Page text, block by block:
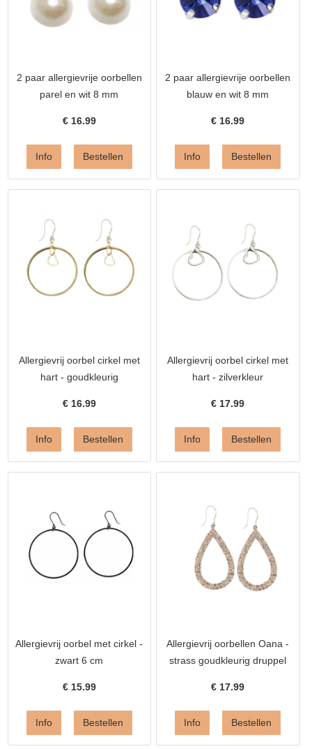
2 paar allergievrije oorbellen
parel en wit 8 mm
€ 16.99
2 paar allergievrije oorbellen
blauw en wit 8 mm
€ 16.99
Allergievrij oorbel cirkel met
hart - goudkleurig
€ 16.99
Allergievrij oorbel cirkel met
hart - zilverkleur
€17.99
Allergievrij oorbel met cirkel -
zwart 6 cm
€ 15.99
Allergievrij oorbellen Oana -
strass goudkleurig druppel
€ 17.99